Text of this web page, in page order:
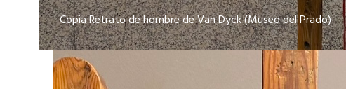
Copia Retrato de hombre de Van Dyck (Museo del Prado)